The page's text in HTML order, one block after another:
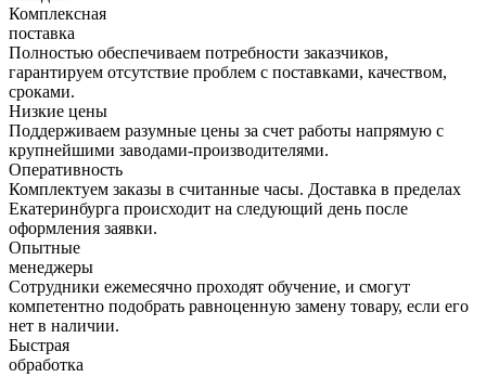
Комплексная
поставка
Полностью обеспечиваем потребности заказчиков,
гарантируем отсутствие проблем с поставками, качеством,
сроками.
Низкие цены
Поддерживаем разумные цены за счет работы напрямую с
крупнейшими заводами-производителями.
Оперативность
Комплектуем заказы в считанные часы. Доставка в пределах
Екатеринбурга происходит на следующий день после
оформления заявки.
Опытные
менеджеры
Сотрудники ежемесячно проходят обучение, и смогут
компетентно подобрать равноценную замену товару, если его
нет в наличии.
Быстрая
обработка